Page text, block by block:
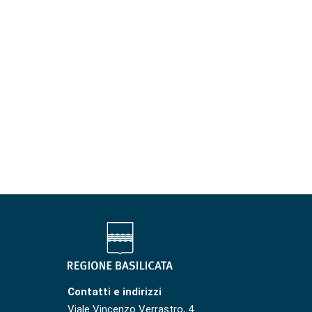
Contatti e indirizzi
Viale Vincenzo Verrastro, 4